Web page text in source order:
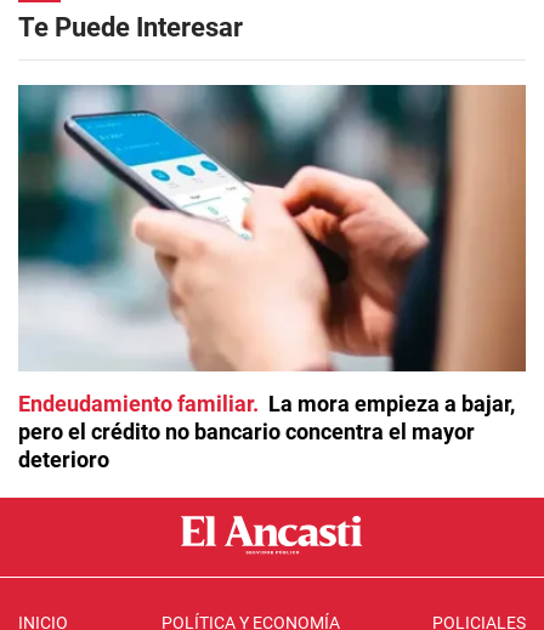
Te Puede Interesar
Endeudamiento familiar
La mora empieza a bajar,
pero el crédito no bancario concentra el mayor
deterioro
INICIO POLÍTICA Y ECONOMÍA POLICIALES